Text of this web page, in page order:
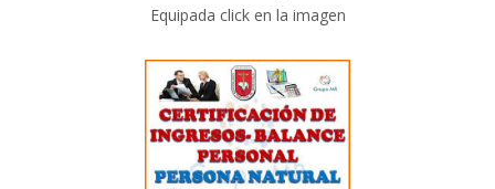
Equipada click en la imagen